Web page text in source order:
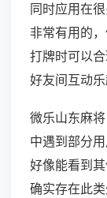
同时应用在
非常有用的
打牌时可以
好友间互动乐
微乐山东麻
中遇到部分
好像能看到
确实存在此